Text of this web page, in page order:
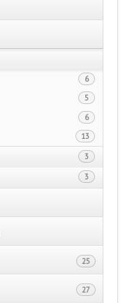
6
5
6
13
3
3
25
27